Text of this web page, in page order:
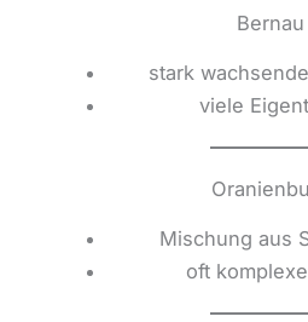
Bernau
stark
viele
Mischung aus
oft